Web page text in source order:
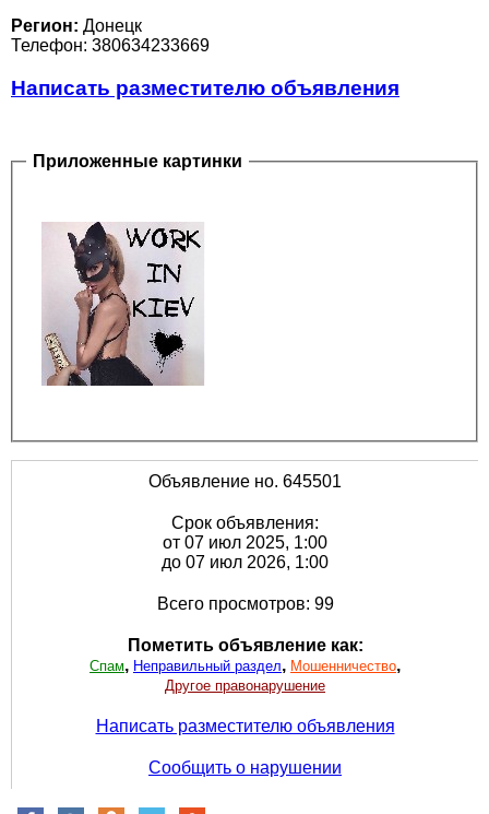
Регион: Донецк
Телефон: 380634233669
Написать разместителю объявления
Приложенные картинки
Объявление но. 645501
Срок объявления:
от 07 июл 2025, 1:00
до 07 июл 2026, 1:00
Всего просмотров: 99
Пометить объявление как:
Спам, Неправильный раздел, Мошенничество,
Другое правонарушение
Написать разместителю объявления
Сообщить о нарушении